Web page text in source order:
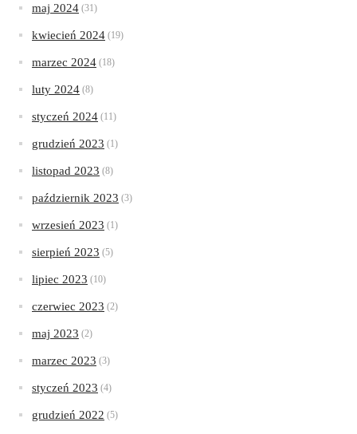
maj 2024 (31)
kwiecień 2024 (19)
marzec 2024 (18)
luty 2024 (8)
styczeń 2024 (11)
grudzień 2023 (1)
listopad 2023 (8)
październik 2023 (3)
wrzesień 2023 (1)
sierpień 2023 (5)
lipiec 2023 (10)
czerwiec 2023 (2)
maj 2023 (2)
marzec 2023 (3)
styczeń 2023 (4)
grudzień 2022 (5)